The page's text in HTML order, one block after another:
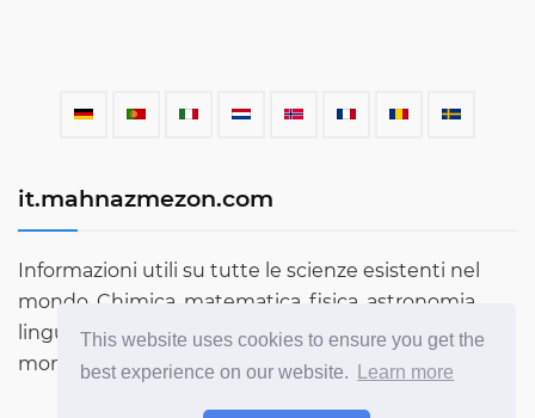
This website uses cookies to ensure you get the
best experience on our website.
Learn more
it.mahnazmezon.com
Informazioni utili su tutte le scienze esistenti nel
mondo. Chimica, matematica, fisica, astronomia,
lingue, letteratura e molto altro. Scopri di più sul
mondo attraverso il nostro blog!